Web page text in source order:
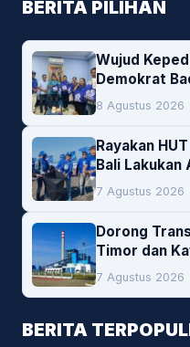
BERITA PILIHAN
Wujud
Demokrat
Darah
8 Agustus 2026
Rayakan
Bali
Lingkungan
7 Agustus 2026
Dorong
Timor dan
Peluang
Cofiring
7 Agustus 2026
BERITA